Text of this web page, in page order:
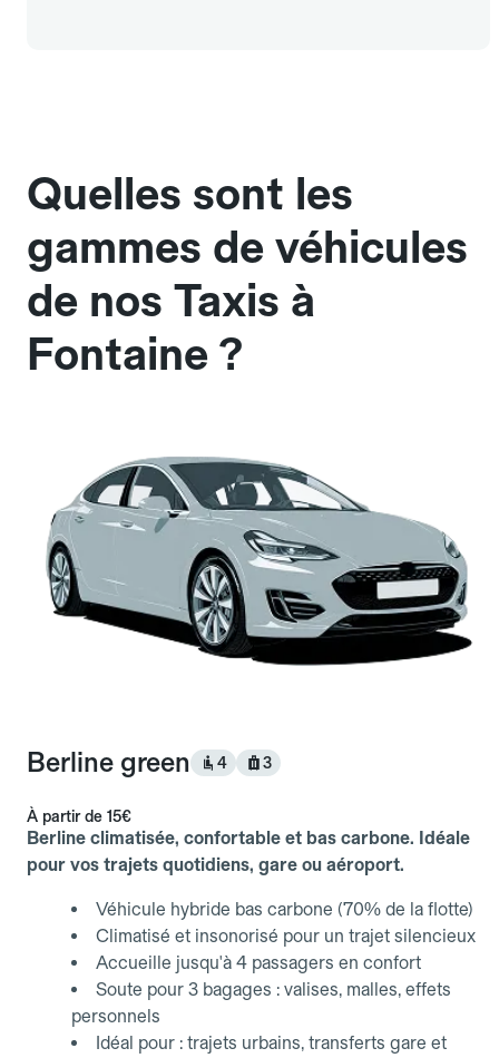
Quelles sont les
gammes de véhicules
de nos Taxis à
Fontaine ?
Berline green 4 3
À partir de 15€
Berline climatisée, confortable et bas carbone. Idéale
pour vos trajets quotidiens, gare ou aéroport.
Véhicule hybride bas carbone (70% de la flotte)
Climatisé et insonorisé pour un trajet silencieux
Accueille jusqu'à 4 passagers en confort
Soute pour 3 bagages : valises, malles, effets
personnels
Idéal pour : trajets urbains, transferts gare et